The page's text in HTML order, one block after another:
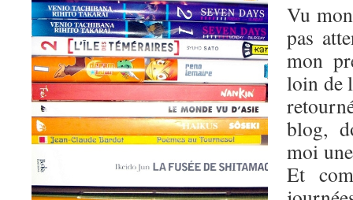
Vu
pas
mon
loin de
blog,
moi
Et